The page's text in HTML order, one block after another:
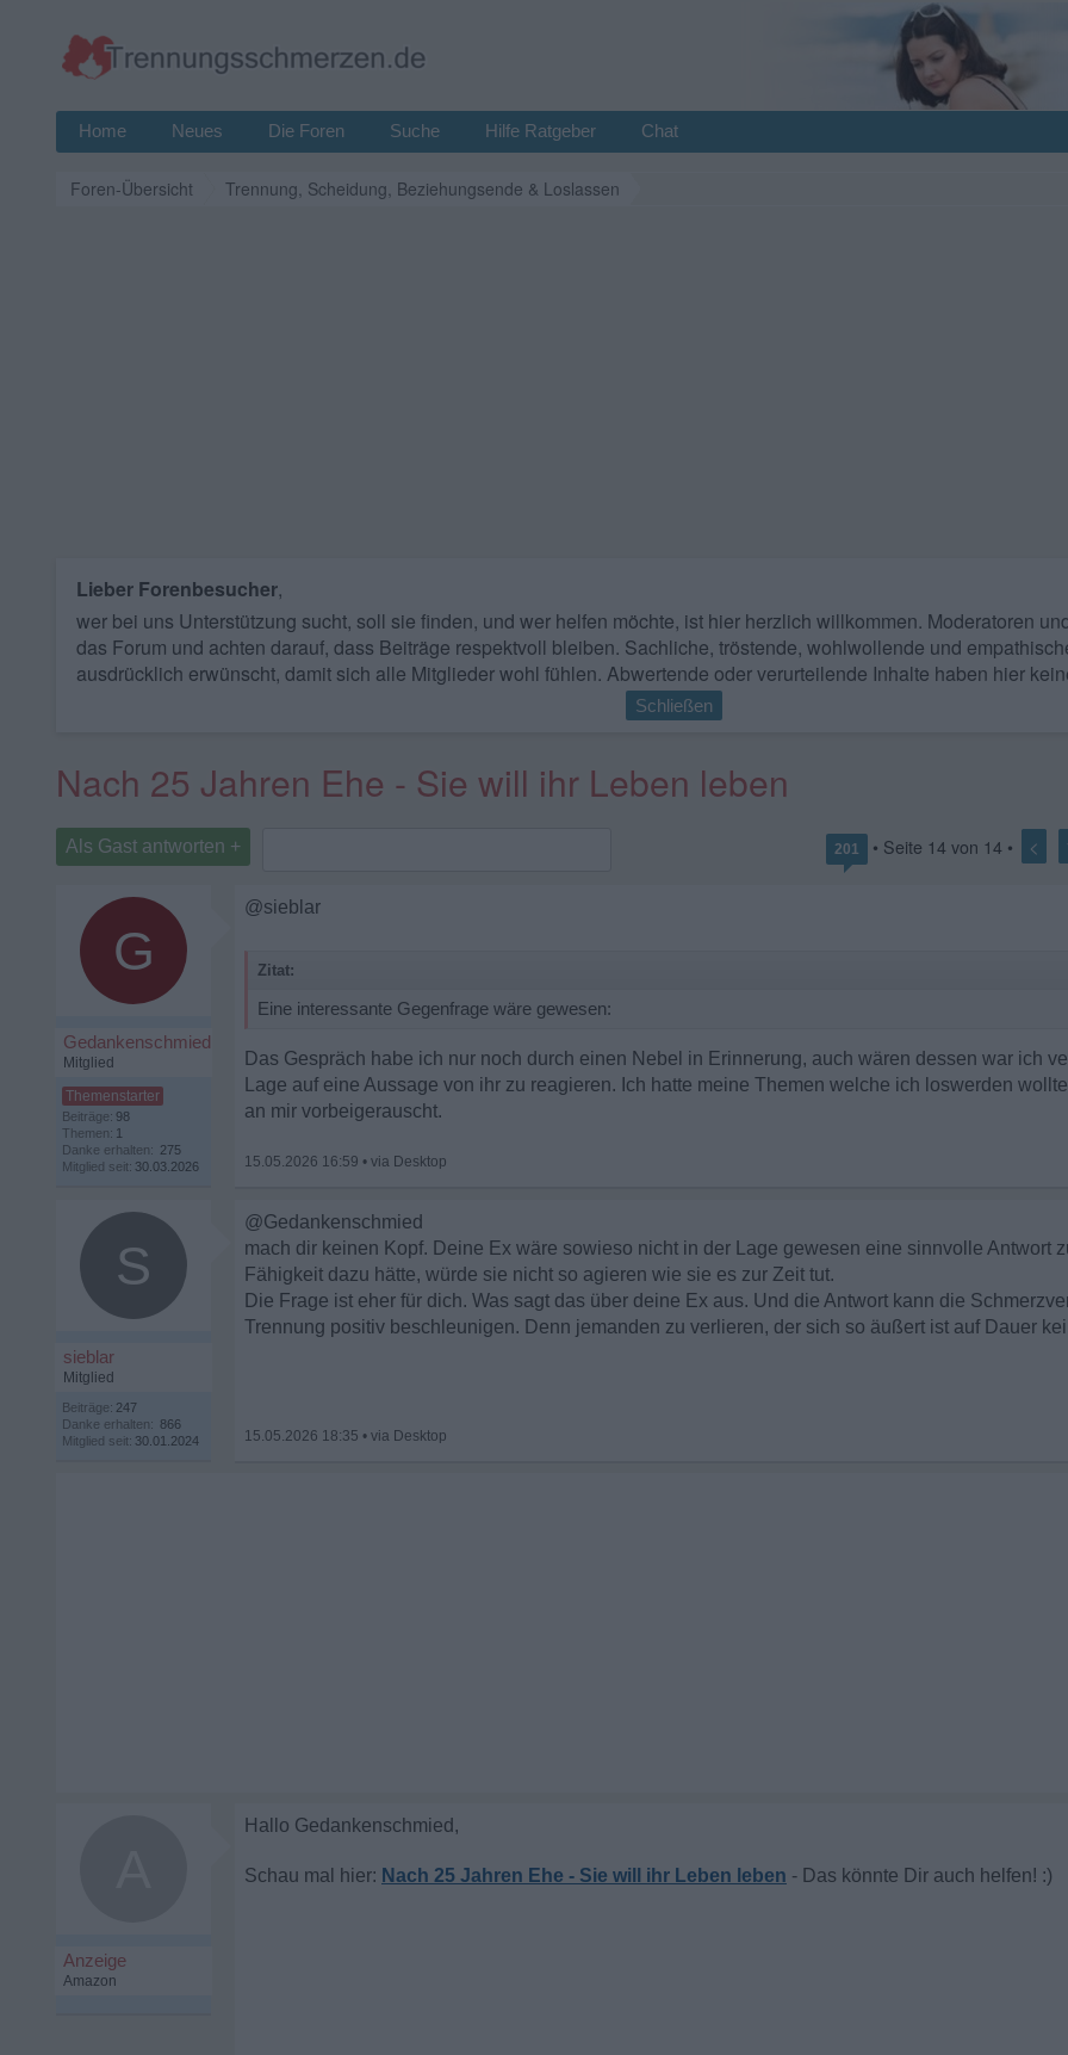
Home Neues Die Foren Suche Hilfe Ratgeber Chat
Foren-Übersicht Trennung, Scheidung, Beziehungsende & Loslassen
Lieber Forenbesucher,
wer bei uns Unterstützung sucht, soll sie finden, und wer helfen möchte, ist hier herzlich willkommen. Moderatoren
das Forum und achten darauf, dass Beiträge respektvoll bleiben. Sachliche, tröstende, wohlwollende und
ausdrücklich erwünscht, damit sich alle Mitglieder wohl fühlen. Abwertende oder verurteilende Inhalte haben hier
Schließen
Nach 25 Jahren Ehe - Sie will ihr Leben leben
Als Gast antworten + 201 • Seite 14 von 14 • <
G
Gedankenschmied
Mitglied
Beiträge: 98
Themen: 1
Danke erhalten: 275
Mitglied seit: 30.03.2026
@sieblar
Zitat:
Eine interessante Gegenfrage wäre gewesen:
Das Gespräch habe ich nur noch durch einen Nebel in Erinnerung, auch wären dessen war ich
Lage auf eine Aussage von ihr zu reagieren. Ich hatte meine Themen welche ich loswerden
an mir vorbeigerauscht.
15.05.2026 16:59 •
S
sieblar
Mitglied
Beiträge: 247
Danke erhalten: 866
Mitglied seit: 30.01.2024
@Gedankenschmied
mach dir keinen Kopf. Deine Ex wäre sowieso nicht in der Lage gewesen eine sinnvolle Antwort
Fähigkeit dazu hätte, würde sie nicht so agieren wie sie es zur Zeit tut.
Die Frage ist eher für dich. Was sagt das über deine Ex aus. Und die Antwort kann die
Trennung positiv beschleunigen. Denn jemanden zu verlieren, der sich so äußert ist auf Dauer
15.05.2026 18:35 •
Nach 25 Jahren Ehe - Sie will ihr Leben leben